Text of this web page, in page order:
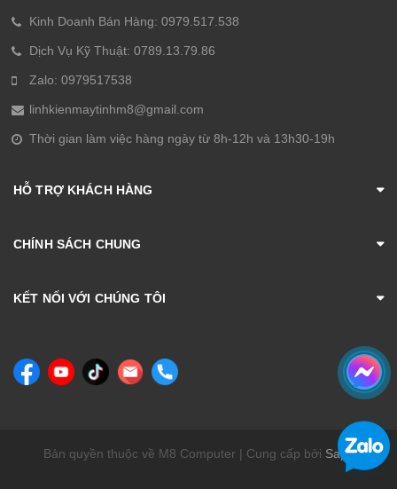
Kinh Doanh Bán Hàng: 0979.517.538
Dịch Vụ Kỹ Thuật: 0789.13.79.86
Zalo: 0979517538
linhkienmaytinhm8@gmail.com
Thời gian làm việc hàng ngày từ 8h-12h và 13h30-19h
HỖ TRỢ KHÁCH HÀNG
CHÍNH SÁCH CHUNG
KẾT NỐI VỚI CHÚNG TÔI
Bản quyền thuộc về M8 Computer | Cung cấp bởi Sapo